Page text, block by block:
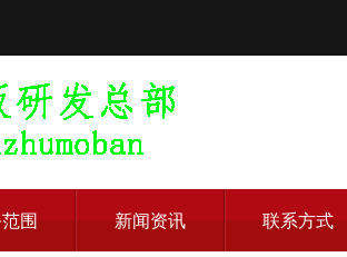
围 新闻资讯 联系方式